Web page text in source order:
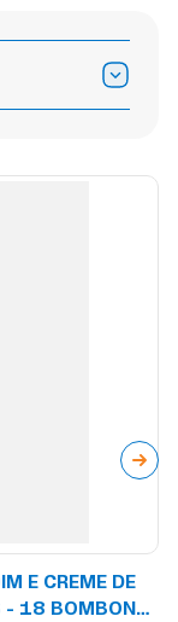
E CREME DE
- 18 BOMBONS